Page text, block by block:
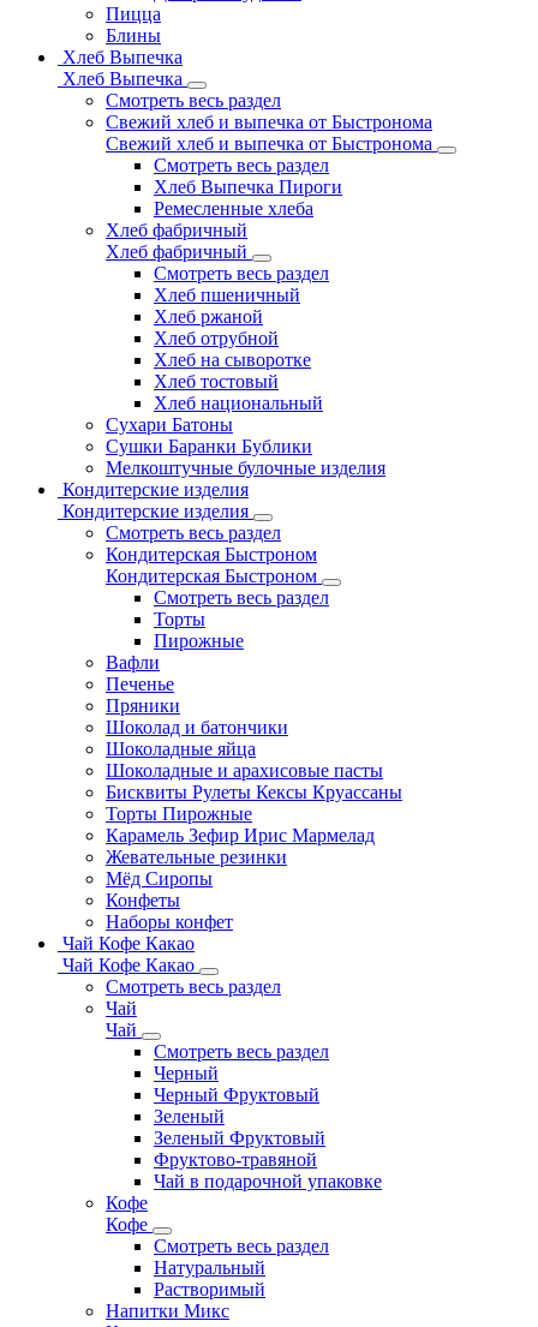
Пицца
Блины
Хлеб Выпечка
Хлеб Выпечка
Смотреть весь раздел
Свежий хлеб и выпечка от Быстронома
Свежий хлеб и выпечка от Быстронома
Смотреть весь раздел
Хлеб Выпечка Пироги
Ремесленные хлеба
Хлеб фабричный
Хлеб фабричный
Смотреть весь раздел
Хлеб пшеничный
Хлеб ржаной
Хлеб отрубной
Хлеб на сыворотке
Хлеб тостовый
Хлеб национальный
Сухари Батоны
Сушки Баранки Бублики
Мелкоштучные булочные изделия
Кондитерские изделия
Кондитерские изделия
Смотреть весь раздел
Кондитерская Быстроном
Кондитерская Быстроном
Смотреть весь раздел
Торты
Пирожные
Вафли
Печенье
Пряники
Шоколад и батончики
Шоколадные яйца
Шоколадные и арахисовые пасты
Бисквиты Рулеты Кексы Круассаны
Торты Пирожные
Карамель Зефир Ирис Мармелад
Жевательные резинки
Мёд Сиропы
Конфеты
Наборы конфет
Чай Кофе Какао
Чай Кофе Какао
Смотреть весь раздел
Чай
Чай
Смотреть весь раздел
Черный
Черный Фруктовый
Зеленый
Зеленый Фруктовый
Фруктово-травяной
Чай в подарочной упаковке
Кофе
Кофе
Смотреть весь раздел
Натуральный
Растворимый
Напитки Микс